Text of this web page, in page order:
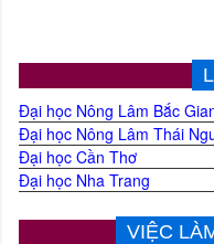
Đại học Nông Lâm Bắc
Đại học Nông Lâm Thái
Đại học Cần Thơ
Đại học Nha Trang
VIỆC